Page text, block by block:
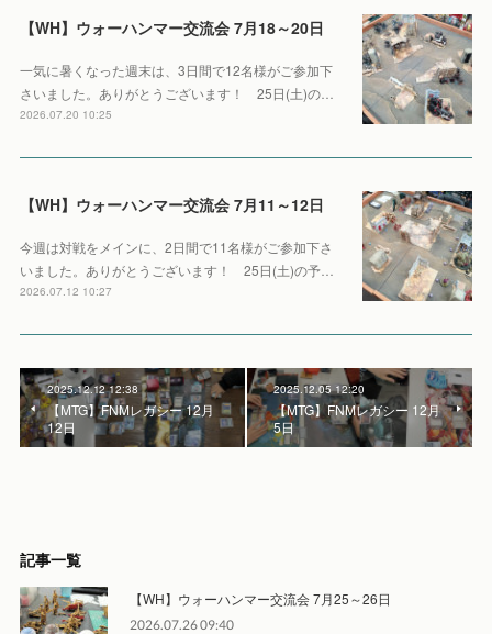
【WH】ウォーハンマー交流会 7月18～20日
一気に暑くなった週末は、3日間で12名様がご参加下
さいました。ありがとうございます！ 25日(土)の…
2026.07.20 10:25
【WH】ウォーハンマー交流会 7月11～12日
今週は対戦をメインに、2日間で11名様がご参加下さ
いました。ありがとうございます！ 25日(土)の予…
2026.07.12 10:27
2025.12.12 12:38
【MTG】FNMレガシー 12月
12日
2025.12.05 12:20
【MTG】FNMレガシー 12月
5日
記事一覧
【WH】ウォーハンマー交流会 7月25～26日
2026.07.26 09:40